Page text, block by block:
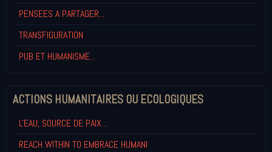
PENSEES A PARTAGER...
TRANSFIGURATION
PUB ET HUMANISME...
ACTIONS HUMANITAIRES OU ECOLOGIQUES
L'EAU, SOURCE DE PAIX...
REACH WITHIN TO EMBRACE HUMANI